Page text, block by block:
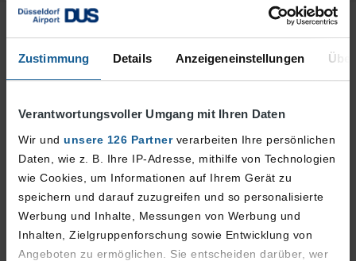
Zustimmung Details Anzeigeneinstellungen
Verantwortungsvoller Umgang mit Ihren Daten
Wir und unsere 126 Partnerverarbeiten Ihre persönlichen
Daten, wie z. B. Ihre IP-Adresse, mithilfe von Technologien
wie Cookies, um Informationen auf Ihrem Gerät zu
speichern und darauf zuzugreifen und so personalisierte
Werbung und Inhalte, Messungen von Werbung und
Inhalten, Zielgruppenforschung sowie Entwicklung von
Angeboten zu ermöglichen. Sie entscheiden darüber, wer